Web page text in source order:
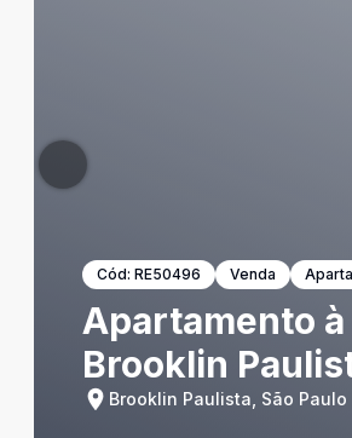
Cód: RE50496 Venda
Apartamento à
Brooklin
Brooklin Paulista, São Paulo